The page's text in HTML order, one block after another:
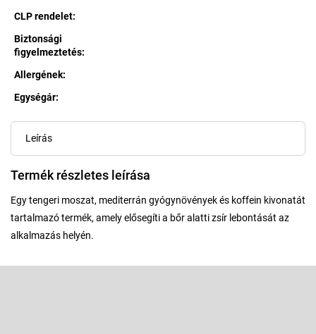
CLP rendelet:
Biztonsági
figyelmeztetés:
Allergének:
Egységár:
Leírás
Termék részletes leírása
Egy tengeri moszat, mediterrán gyógynövények és koffein kivonatát
tartalmazó termék, amely elősegíti a bőr alatti zsír lebontását az
alkalmazás helyén.